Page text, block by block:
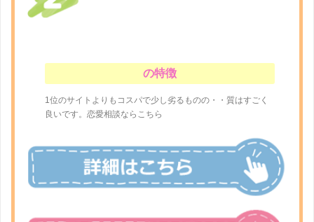
の特徴
1位のサイトよりもコスパで少し劣るものの・・質はすごく
良いです。恋愛相談ならこちら